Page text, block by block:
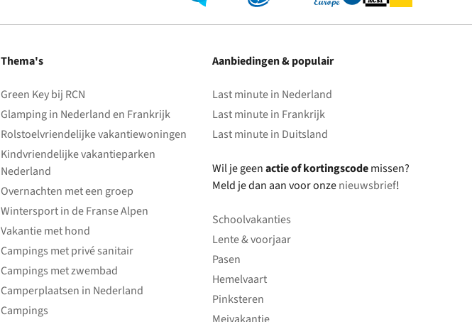
Thema's
Green Key bij RCN
Glamping in Nederland en Frankrijk
Rolstoelvriendelijke vakantiewoningen
Kindvriendelijke vakantieparken
Nederland
Overnachten met een groep
Wintersport in de Franse Alpen
Vakantie met hond
Campings met privé sanitair
Campings met zwembad
Camperplaatsen in Nederland
Campings
Aanbiedingen & populair
Last minute in Nederland
Last minute in Frankrijk
Last minute in Duitsland
Wil je geenactie of kortingscodemissen?
Meld je dan aan voor onzenieuwsbrief!
Schoolvakanties
Lente & voorjaar
Pasen
Hemelvaart
Pinksteren